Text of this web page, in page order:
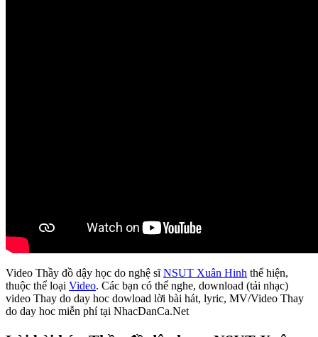
Video Thầy đồ dậy học do nghệ sĩNSUT Xuân Hinh thể hiện,
thuộc thể loại Video. Các bạn có thể nghe, download (tải nhạc)
video Thay do day hoc dowload lời bài hát, lyric, MV/Video Thay
do day hoc miễn phí tại NhacDanCa.Net